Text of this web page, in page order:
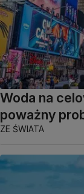
Woda na
poważny
ZE ŚWIATA